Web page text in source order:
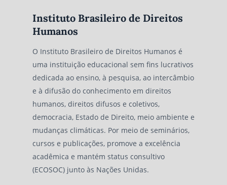
Instituto Brasileiro de Direitos
Humanos
O Instituto Brasileiro de Direitos Humanos é
uma instituição educacional sem fins lucrativos
dedicada ao ensino, à pesquisa, ao intercâmbio
e à difusão do conhecimento em direitos
humanos, direitos difusos e coletivos,
democracia, Estado de Direito, meio ambiente e
mudanças climáticas. Por meio de seminários,
cursos e publicações, promove a excelência
acadêmica e mantém status consultivo
(ECOSOC) junto às Nações Unidas.